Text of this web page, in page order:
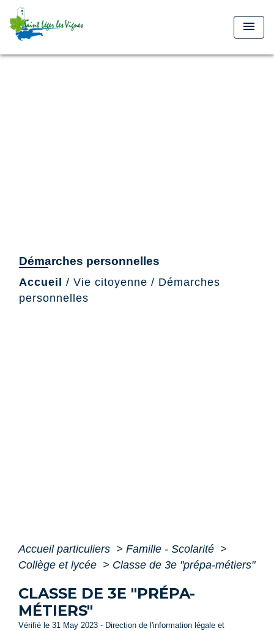
menu
Démarches personnelles
Accueil / Vie citoyenne / Démarches
personnelles
Accueil particuliers > Famille - Scolarité >
Collège et lycée > Classe de 3e "prépa-métiers"
CLASSE DE 3E "PRÉPA-
MÉTIERS"
Vérifié le 31 May 2023 - Direction de l'information légale et